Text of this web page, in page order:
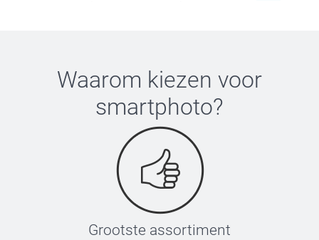
Waarom kiezen voor
smartphoto?
Grootste assortiment